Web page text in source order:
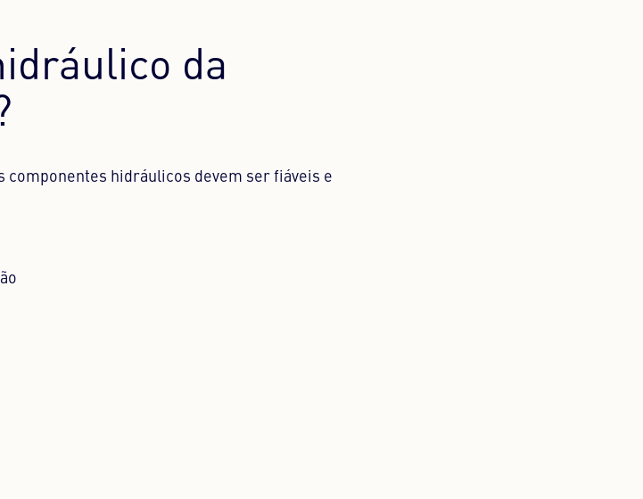
da
componentes hidráulicos devem ser fiáveis e